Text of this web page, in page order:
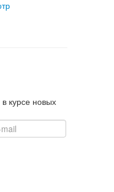
курсе новых